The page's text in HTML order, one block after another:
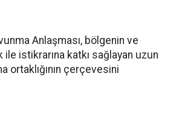
Anlaşması, bölgenin ve
ile istikrarına katkı sağlayan uzun
ortaklığının çerçevesini